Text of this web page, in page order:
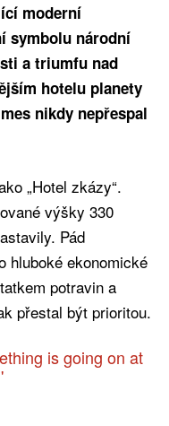
moderní
symbolu národní
a triumfu nad
hotelu planety
nikdy nepřespal
„Hotel zkázy“.
výšky 330
Pád
hluboké ekonomické
potravin a
přestal být prioritou.
is going on at